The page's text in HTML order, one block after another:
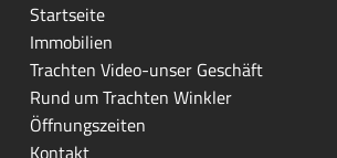
Startseite
Immobilien
Trachten Video-unser Geschäft
Rund um Trachten Winkler
Öffnungszeiten
Kontakt